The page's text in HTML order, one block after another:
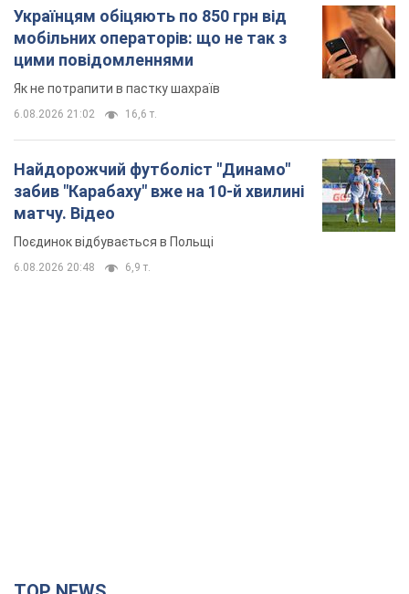
забив "Карабаху" вже на 10-й хвилині
матчу. Відео
Поєдинок відбувається в Польщі
6.08.2026 20:48 6,9 т.